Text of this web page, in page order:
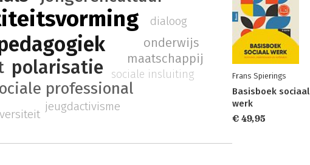
polarisatie
professional
onderwijs
maatschappij
jeugdactivisme
dialoog
sociale insluiting Frans Spierings
Basisboek sociaal
werk
€ 49,95